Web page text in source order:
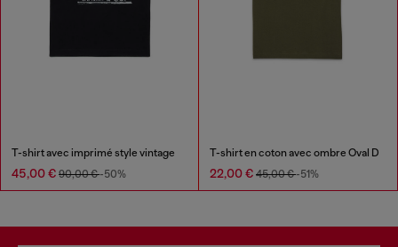
T-shirt avec imprimé style vintage
45,00 € 90,00 €-50%
T-shirt en coton avec ombre Oval D
22,00 € 45,00 €-51%